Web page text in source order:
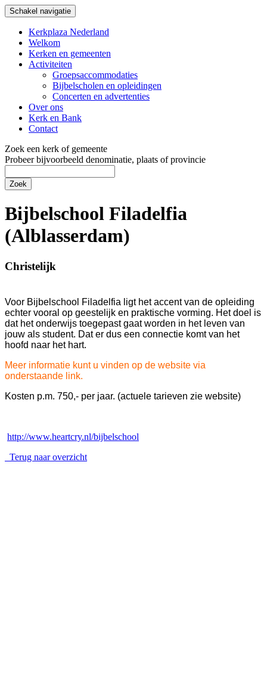
Schakel navigatie
Kerkplaza Nederland
Welkom
Kerken en gemeenten
Activiteiten
Groepsaccommodaties
Bijbelscholen en opleidingen
Concerten en advertenties
Over ons
Kerk en Bank
Contact
Zoek een kerk of gemeente
Probeer bijvoorbeeld denominatie, plaats of provincie
Zoek
Bijbelschool Filadelfia
(Alblasserdam)
Christelijk
Voor Bijbelschool Filadelfia ligt het accent van de opleiding
echter vooral op geestelijk en praktische vorming. Het doel is
dat het onderwijs toegepast gaat worden in het leven van
jouw als student. Dat er dus een connectie komt van het
hoofd naar het hart.
Meer informatie kunt u vinden op de website via
onderstaande link.
Kosten p.m. 750,- per jaar. (actuele tarieven zie website)
http://www.heartcry.nl/bijbelschool
Terug naar overzicht